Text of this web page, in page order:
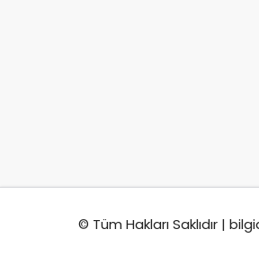
© Tüm Hakları Saklıdır |